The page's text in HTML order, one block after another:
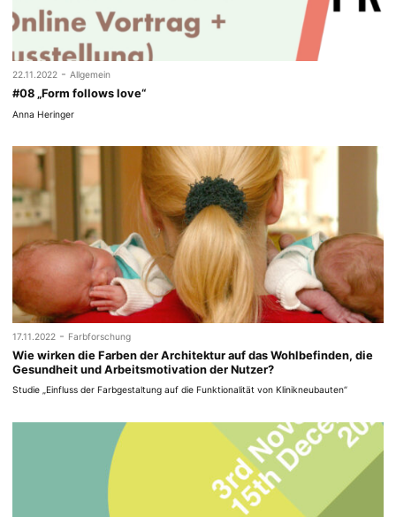
22.11.2022 - Allgemein
#08 „Form follows love“
Anna Heringer
17.11.2022 - Farbforschung
Wie wirken die Farben der Architektur auf das Wohlbefinden, die
Gesundheit und Arbeitsmotivation der Nutzer?
Studie „Einfluss der Farbgestaltung auf die Funktionalität von Klinikneubauten“